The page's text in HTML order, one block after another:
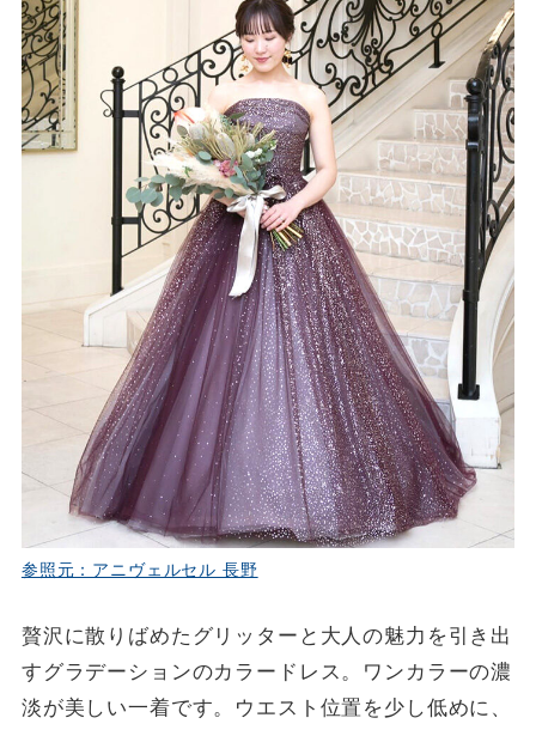
参照元：アニヴェルセル 長野
贅沢に散りばめたグリッターと大人の魅力を引き出
すグラデーションのカラードレス。ワンカラーの濃
淡が美しい一着です。ウエスト位置を少し低めに、